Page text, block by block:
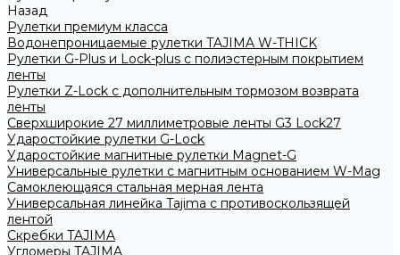
Назад
Рулетки премиум класса
Водонепроницаемые рулетки TAJIMA W-THICK
Рулетки G-Plus и Lock-plus с полиэстерным покрытием
ленты
Рулетки Z-Lock с дополнительным тормозом возврата
ленты
Сверхширокие 27 миллиметровые ленты G3 Lock27
Ударостойкие рулетки G-Lock
Ударостойкие магнитные рулетки Magnet-G
Универсальные рулетки с магнитным основанием W-Mag
Самоклеющаяся стальная мерная лента
Универсальная линейка Tajima с противоскользящей
лентой
Скребки TAJIMA
Угломеры TAJIMA